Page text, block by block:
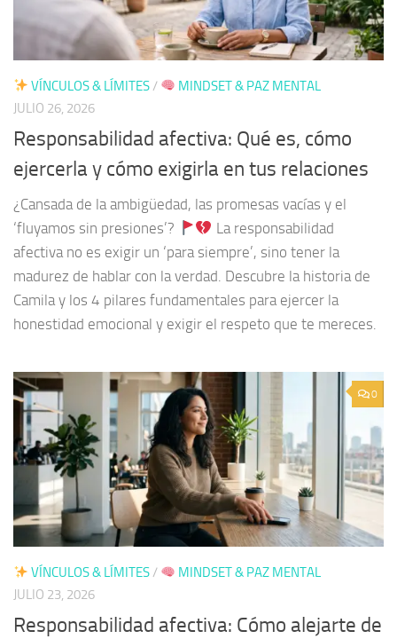
VÍNCULOS & LÍMITES/
MINDSET & PAZ MENTAL
JULIO 26, 2026
Responsabilidad afectiva: Qué es, cómo
ejercerla y cómo exigirla en tus relaciones
¿Cansada de la ambigüedad, las promesas vacías y el
‘fluyamos sin presiones’?
La responsabilidad
afectiva no es exigir un ‘para siempre’, sino tener la
madurez de hablar con la verdad. Descubre la historia de
Camila y los 4 pilares fundamentales para ejercer la
honestidad emocional y exigir el respeto que te mereces.
0
VÍNCULOS & LÍMITES/
MINDSET & PAZ MENTAL
JULIO 23, 2026
Responsabilidad afectiva: Cómo alejarte de